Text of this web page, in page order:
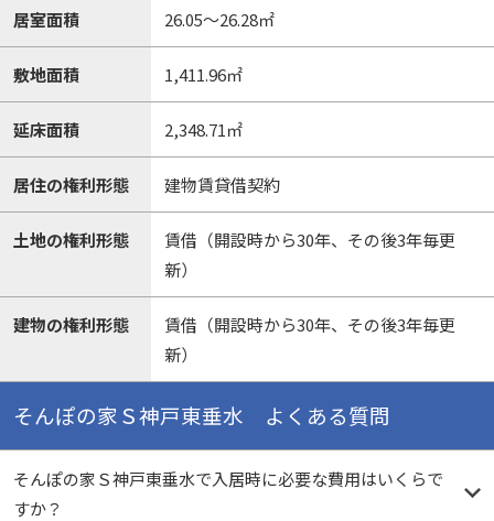
居室面積 26.05～26.28㎡
敷地面積 1,411.96㎡
延床面積 2,348.71㎡
居住の権利形態 建物賃貸借契約
土地の権利形態
賃借（開設時から30年、その後3年毎更
新）
建物の権利形態
賃借（開設時から30年、その後3年毎更
新）
そんぽの家Ｓ神戸東垂水 よくある質問
そんぽの家Ｓ神戸東垂水で入居時に必要な費用はいくらで
すか？